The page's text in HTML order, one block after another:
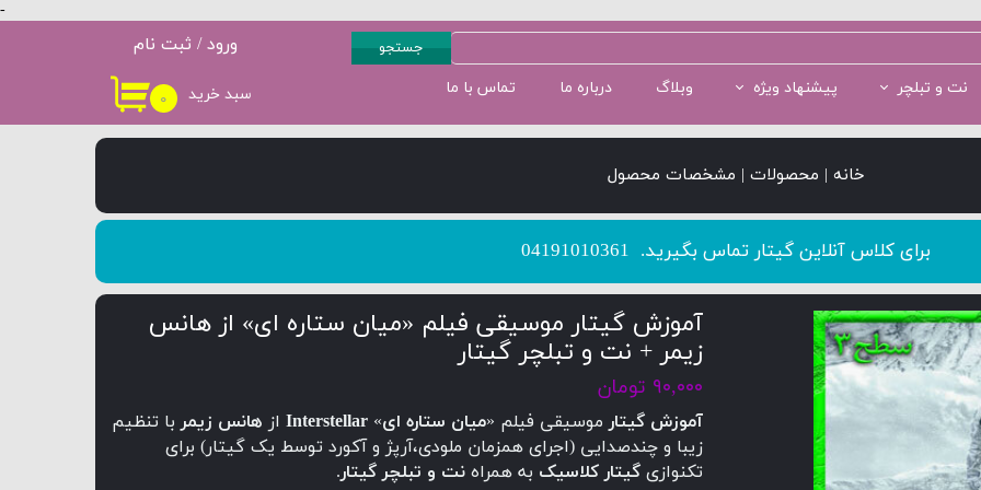
-
۰ سبد خرید نت و تبلچر پیشنهاد ویژه وبلاگ درباره ما تماس با ما
ورود / ثبت نام
حساب کاربری من
تغییر گذر واژه
کاربری
جستجو
خانه | محصولات | مشخصات محصول
​​​​​​​برای کلاس آنلاین گیتار تماس بگیرید. 04191010361
آموزش گیتار موسیقی فیلم «میان ستاره ای» از هانس
زیمر + نت و تبلچر گیتار
۹۰,۰۰۰ تومان
آموزش گیتار موسیقی فیلم «میان ستاره ای»
Interstellar از هانس زیمر با تنظیم
زیبا و چندصدایی (اجرای همزمان ملودی،آرپژ و آکورد توسط یک گیتار) برای
تکنوازی گیتار کلاسیک به همراه نت و تبلچر گیتار.